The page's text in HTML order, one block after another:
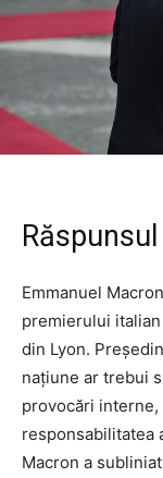
Emmanuel
premierului
din Lyon.
națiune ar trebui
provocări
responsabilitatea
Macron a